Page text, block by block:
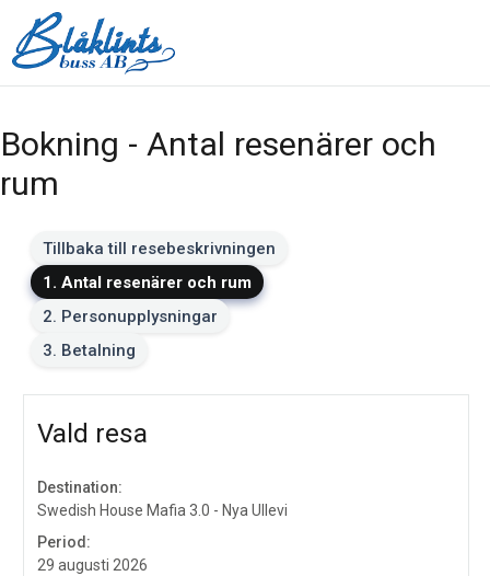
Bokning - Antal resenärer och
rum
Tillbaka till resebeskrivningen
1. Antal resenärer och rum
2. Personupplysningar
3. Betalning
Vald resa
Destination:
Swedish House Mafia 3.0 - Nya Ullevi
Period:
29 augusti 2026